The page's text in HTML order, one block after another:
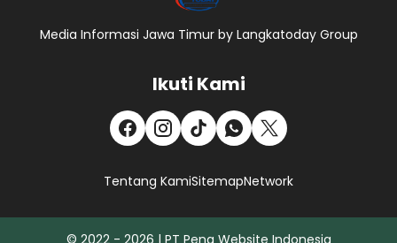
Media Informasi Jawa Timur by Langkatoday Group
Ikuti Kami
Tentang KamiSitemapNetwork
© 2022 - 2026 | PT Pena Website Indonesia